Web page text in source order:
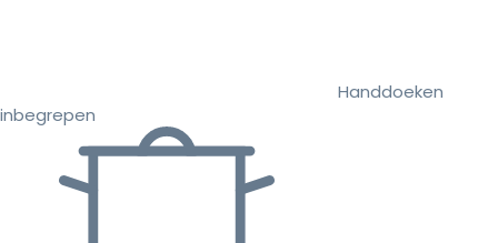
Handdoeken
inbegrepen